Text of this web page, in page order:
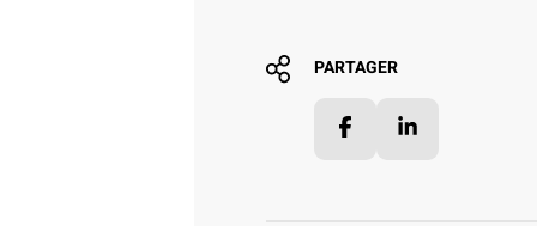
PARTAGER
Facebook